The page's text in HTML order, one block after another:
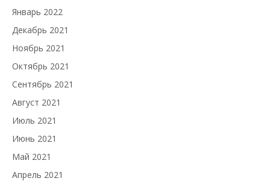
Январь 2022
Декабрь 2021
Ноябрь 2021
Октябрь 2021
Сентябрь 2021
Август 2021
Июль 2021
Июнь 2021
Май 2021
Апрель 2021